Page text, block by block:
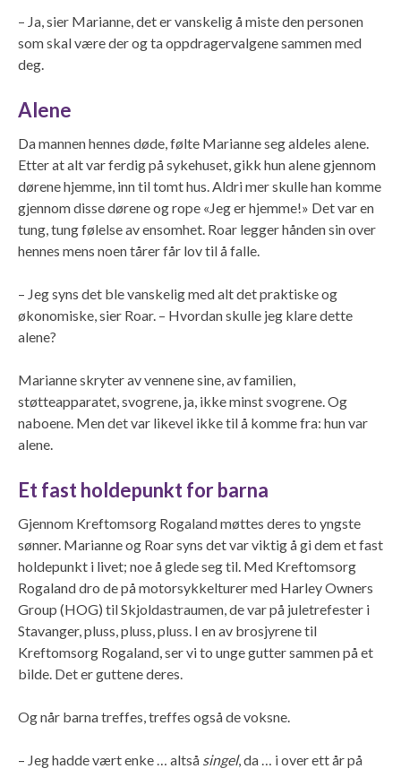
– Ja, sier Marianne, det er vanskelig å miste den personen
som skal være der og ta oppdragervalgene sammen med
deg.
Alene
Da mannen hennes døde, følte Marianne seg aldeles alene.
Etter at alt var ferdig på sykehuset, gikk hun alene gjennom
dørene hjemme, inn til tomt hus. Aldri mer skulle han komme
gjennom disse dørene og rope «Jeg er hjemme!» Det var en
tung, tung følelse av ensomhet. Roar legger hånden sin over
hennes mens noen tårer får lov til å falle.
– Jeg syns det ble vanskelig med alt det praktiske og
økonomiske, sier Roar. – Hvordan skulle jeg klare dette
alene?
Marianne skryter av vennene sine, av familien,
støtteapparatet, svogrene, ja, ikke minst svogrene. Og
naboene. Men det var likevel ikke til å komme fra: hun var
alene.
Et fast holdepunkt for barna
Gjennom Kreftomsorg Rogaland møttes deres to yngste
sønner. Marianne og Roar syns det var viktig å gi dem et fast
holdepunkt i livet; noe å glede seg til. Med Kreftomsorg
Rogaland dro de på motorsykkelturer med Harley Owners
Group (HOG) til Skjoldastraumen, de var på juletrefester i
Stavanger, pluss, pluss, pluss. I en av brosjyrene til
Kreftomsorg Rogaland, ser vi to unge gutter sammen på et
bilde. Det er guttene deres.
Og når barna treffes, treffes også de voksne.
– Jeg hadde vært enke … altså singel, da … i over ett år på